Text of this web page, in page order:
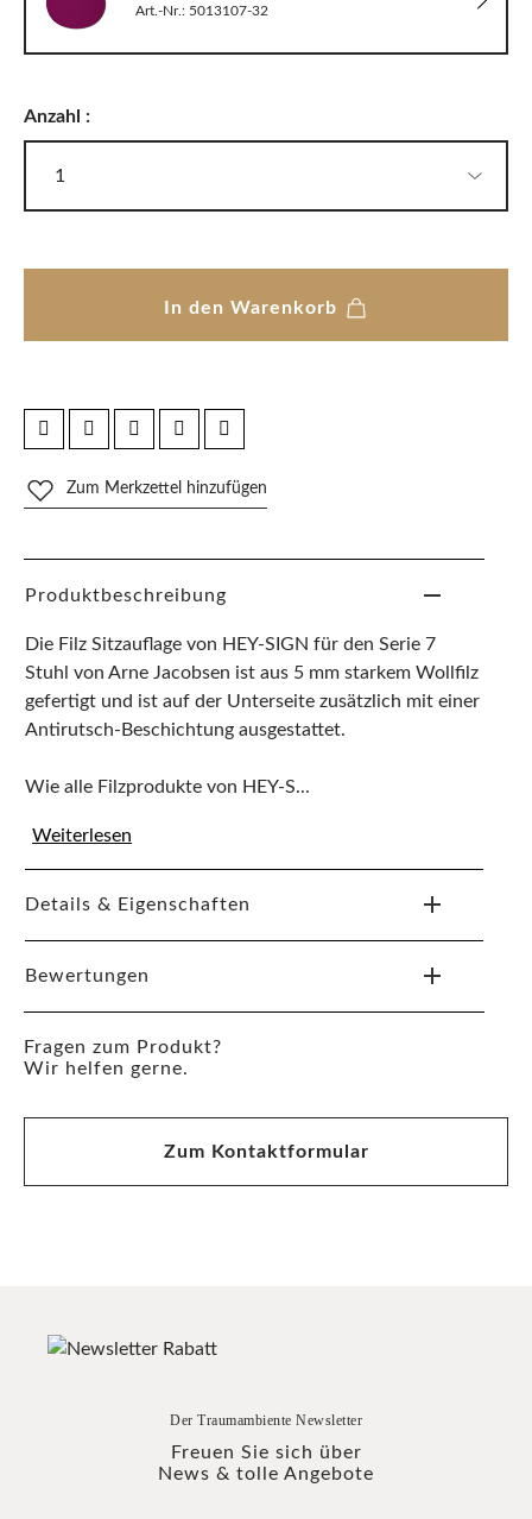
Art.-Nr.: 5013107-32
Anzahl :
In den Warenkorb
Zum Merkzettel hinzufügen
Produktbeschreibung
Die Filz Sitzauflage von HEY-SIGN für den Serie 7
Stuhl von Arne Jacobsen ist aus 5 mm starkem Wollfilz
gefertigt und ist auf der Unterseite zusätzlich mit einer
Antirutsch-Beschichtung ausgestattet.
Wie alle Filzprodukte von HEY-S...
Weiterlesen
Details & Eigenschaften
Bewertungen
Fragen zum Produkt?
Wir helfen gerne.
Zum Kontaktformular
Der Traumambiente Newsletter
Freuen Sie sich über
News & tolle Angebote